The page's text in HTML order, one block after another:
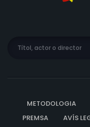
METODOLOGIA
PREMSA
AVÍS